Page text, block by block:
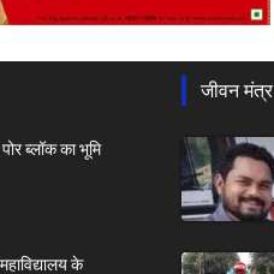
ब्लॉक का भूमि
के
जीवन मंत्र